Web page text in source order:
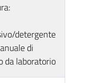
detergente
di
da laboratorio